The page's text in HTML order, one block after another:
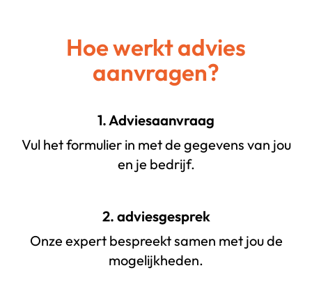
Hoe werkt advies
aanvragen?
1. Adviesaanvraag
Vul het formulier in met de gegevens van jou
en je bedrijf.
2. adviesgesprek
Onze expert bespreekt samen met jou de
mogelijkheden.